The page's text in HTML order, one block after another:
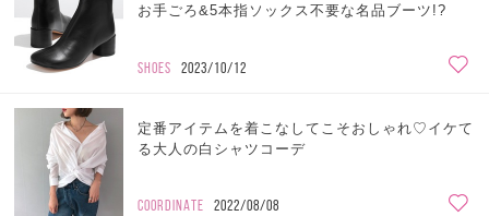
お手ごろ&5本指ソックス不要な名品ブーツ!?
SHOES 2023/10/12
定番アイテムを着こなしてこそおしゃれ♡イケて
る大人の白シャツコーデ
COORDINATE 2022/08/08